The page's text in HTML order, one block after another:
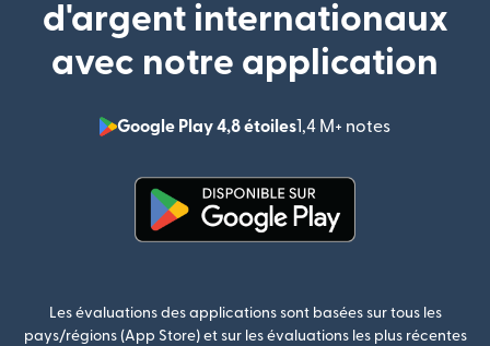
d'argent internationaux
avec notre application
Google Play 4,8 étoiles1,4 M+ notes
Les évaluations des applications sont basées sur tous les
pays/régions (App Store) et sur les évaluations les plus récentes